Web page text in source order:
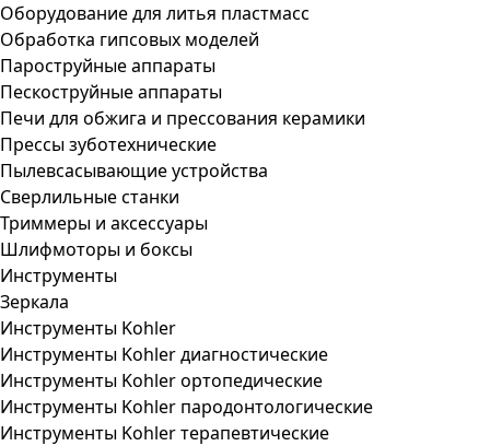
Оборудование для литья пластмасс
Обработка гипсовых моделей
Пароструйные аппараты
Пескоструйные аппараты
Печи для обжига и прессования керамики
Прессы зуботехнические
Пылевсасывающие устройства
Сверлильные станки
Триммеры и аксессуары
Шлифмоторы и боксы
Инструменты
Зеркала
Инструменты Kohler
Инструменты Kohler диагностические
Инструменты Kohler ортопедические
Инструменты Kohler пародонтологические
Инструменты Kohler терапевтические